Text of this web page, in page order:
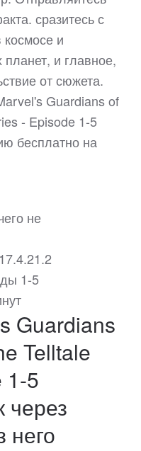
сразитесь с
и
и главное,
от сюжета.
Guardians of
- Episode 1-5
бесплатно на
не
1-5
Guardians
Telltale
1-5
через
него